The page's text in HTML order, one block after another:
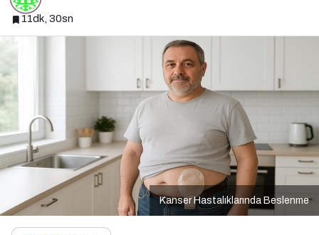
11dk, 30sn
Kanser Hastalıklarında Beslenme